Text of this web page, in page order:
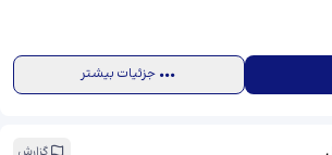
جزئیات بیشتر